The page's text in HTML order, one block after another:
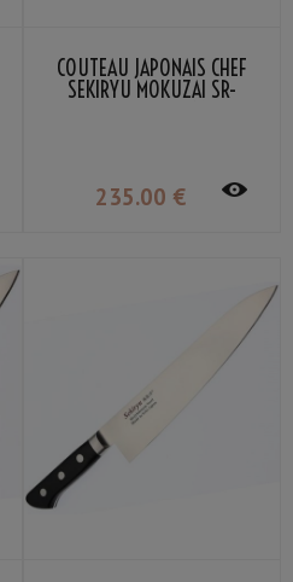
COUTEAU JAPONAIS CHEF
SEKIRYU MOKUZAI SR-
235.00 €